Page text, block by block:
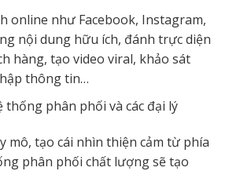
online như Facebook, Instagram,
nội dung hữu ích, đánh trực diện
hàng, tạo video viral, khảo sát
thông tin…
thống phân phối và các đại lý
mô, tạo cái nhìn thiện cảm từ phía
phân phối chất lượng sẽ tạo